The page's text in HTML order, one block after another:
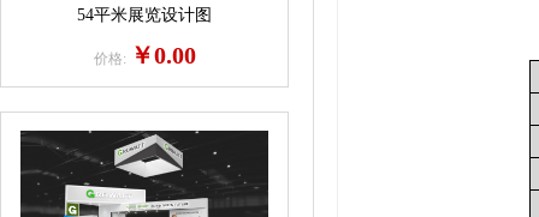
54平米展览设计图
价格: ￥0.00